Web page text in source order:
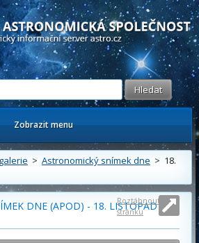
- Informační astronomický server
Zobrazit menu
> Astronomický snímek dne > 18.
DNE (APOD) - 18. LISTOPAD
Roztáhnout
stránku